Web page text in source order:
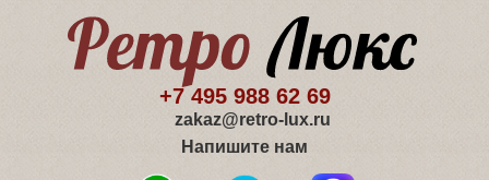
+7 495 988 62 69
zakaz@retro-lux.ru
Напишите нам